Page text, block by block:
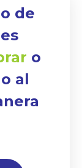
de
o
al